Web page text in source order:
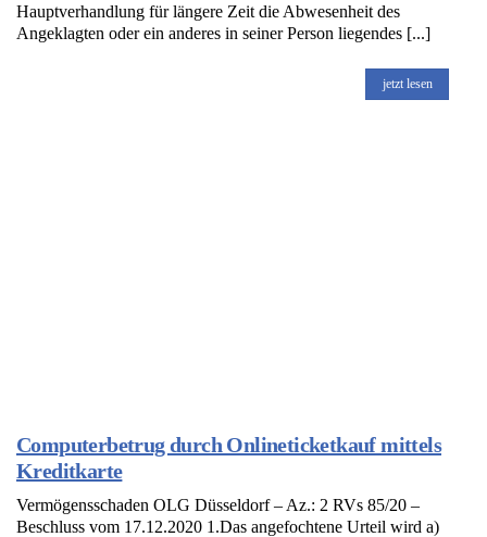
Hauptverhandlung für längere Zeit die Abwesenheit des
Angeklagten oder ein anderes in seiner Person liegendes [...]
jetzt lesen
Computerbetrug durch Onlineticketkauf mittels
Kreditkarte
Vermögensschaden OLG Düsseldorf – Az.: 2 RVs 85/20 –
Beschluss vom 17.12.2020 1.Das angefochtene Urteil wird a)